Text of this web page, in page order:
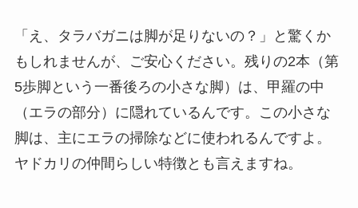
「え、タラバガニは脚が足りないの？」と驚くか
もしれませんが、ご安心ください。残りの2本（第
5歩脚という一番後ろの小さな脚）は、甲羅の中
（エラの部分）に隠れているんです。この小さな
脚は、主にエラの掃除などに使われるんですよ。
ヤドカリの仲間らしい特徴とも言えますね。